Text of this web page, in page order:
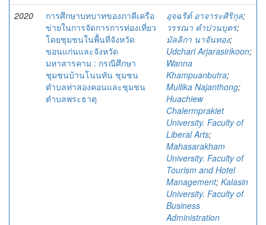
2020
การศึกษาบทบาทของภาคีเครือ
ข่ายในการจัดการการท่องเที่ยว
โดยชุมชนในพื้นที่จังหวัด
ขอนแก่นและจังหวัด
มหาสารคาม : กรณีศึกษา
ชุมชนบ้านโนนทัน ชุมชน
ตำบลท่าสองคอนและชุมชน
ตำบลพระธาตุ
อุจฉริต์ อาจาระศิริกุล;
วรรณา คําปวนบุตร;
มัลลิกา นาจันทอง;
Udchari Arjarasirikoon;
Wanna
Khampuanbutra;
Mullika Najanthong;
Huachiew
Chalermprakiet
University. Faculty of
Liberal Arts;
Mahasarakham
University. Faculty of
Tourism and Hotel
Management; Kalasin
University. Faculty of
Business
Administration